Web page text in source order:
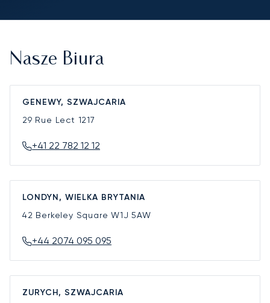
Nasze Biura
GENEWY, SZWAJCARIA
29 Rue Lect 1217
+41 22 782 12 12
LONDYN, WIELKA BRYTANIA
42 Berkeley SquareW1J 5AW
+44 2074 095 095
ZURYCH, SZWAJCARIA